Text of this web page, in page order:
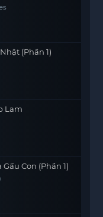
(Phần 1)
Lam
Con (Phần 1)